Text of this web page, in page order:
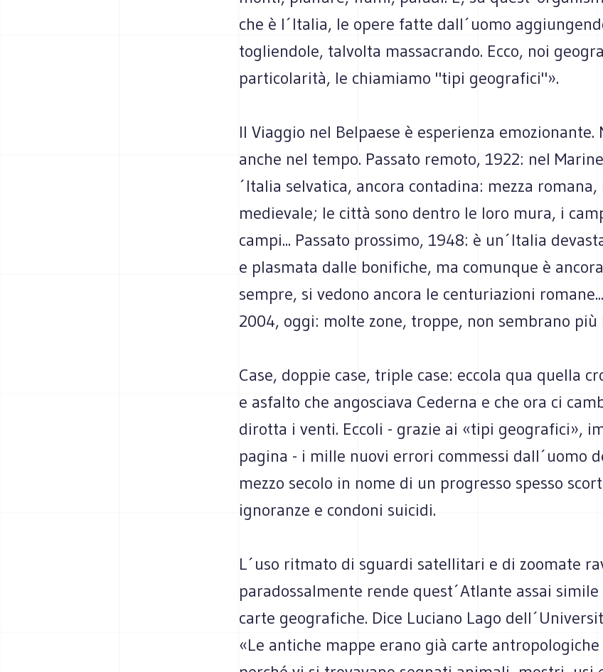
che è l´Italia, le opere fatte dall´uomo
togliendole, talvolta massacrando. Ecco, noi
particolarità, le chiamiamo "tipi geografici"».
Il Viaggio nel Belpaese è esperienza emozionante.
anche nel tempo. Passato remoto, 1922: nel
´Italia selvatica, ancora contadina: mezza romana,
medievale; le città sono dentro le loro mura, i
campi... Passato prossimo, 1948: è un´Italia
e plasmata dalle bonifiche, ma comunque è
sempre, si vedono ancora le centuriazioni
2004, oggi: molte zone, troppe, non sembrano più
Case, doppie case, triple case: eccola qua quella
e asfalto che angosciava Cederna e che ora ci
dirotta i venti. Eccoli - grazie ai «tipi geografici»,
pagina - i mille nuovi errori commessi dall´uomo
mezzo secolo in nome di un progresso spesso
ignoranze e condoni suicidi.
L´uso ritmato di sguardi satellitari e di zoomate
paradossalmente rende quest´Atlante assai
carte geografiche. Dice Luciano Lago
«Le antiche mappe erano già carte